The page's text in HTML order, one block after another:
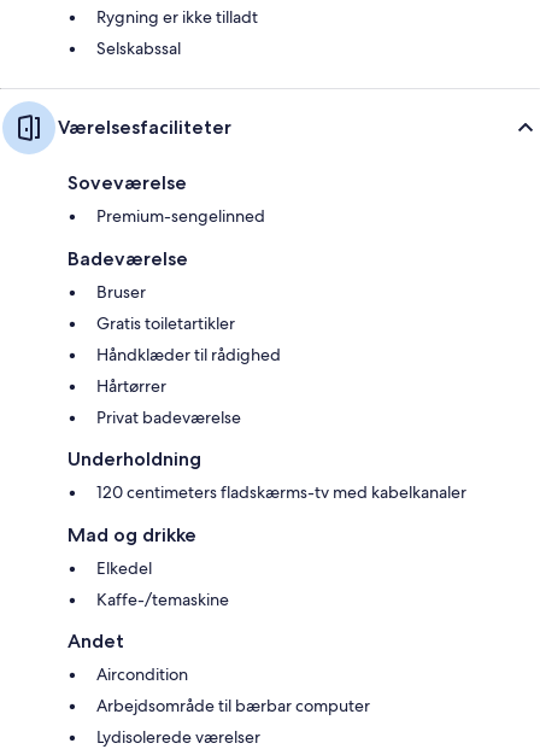
Rygning er ikke tilladt
Selskabssal
Værelsesfaciliteter
Soveværelse
Premium-sengelinned
Badeværelse
Bruser
Gratis toiletartikler
Håndklæder til rådighed
Hårtørrer
Privat badeværelse
Underholdning
120 centimeters fladskærms-tv med kabelkanaler
Mad og drikke
Elkedel
Kaffe-/temaskine
Andet
Aircondition
Arbejdsområde til bærbar computer
Lydisolerede værelser